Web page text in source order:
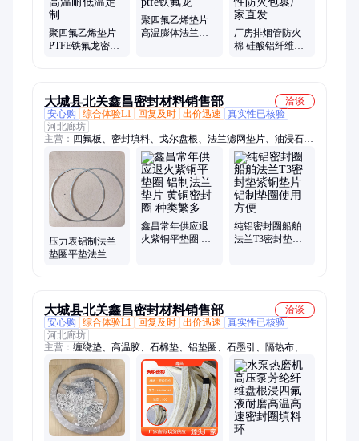
聚四氟乙烯垫片
PTFE铁氟龙密封
聚四氟乙烯垫片
高温膨体法兰密
厂房排烟管防火
棉 硅酸铝纤维耐
大城县北关鑫昌密封材料销售部
洽谈
安心购
综合体验L1 回复及时 出价迅速
真实性已核验
河北廊坊
主营： 四氟板、密封填料、戈尔盘根、法兰滤网垫片、油浸石
棉、密封材料、四氟弹性带、泥状软填料、陶瓷纤维带、石墨接
地线、柔性接地电缆、高压石墨盘根、硅酸铝纤维绳、陶瓷纤维
防火布、柔性石墨复合板
压力表铝制法兰
垫圈平垫法兰耐
鑫昌常年供应退
火紫铜平垫圈 铝
纯铝密封圈船舶
法兰T3密封垫紫
大城县北关鑫昌密封材料销售部
洽谈
安心购
综合体验L1 回复及时 出价迅速
真实性已核验
河北廊坊
主营： 缠绕垫、高温胶、石棉垫、铝垫圈、石墨引、隔热布、隔
热带、绝缘纸、橡胶圈、黑四氟、耐火绳、圆垫片、密封带、复
合带、回转轴、石墨绳、密封绳、油盘根、乙烯垫、真空泵、石
墨垫、密封纸、全棉带、石棉带、氟龙板、圆编绳